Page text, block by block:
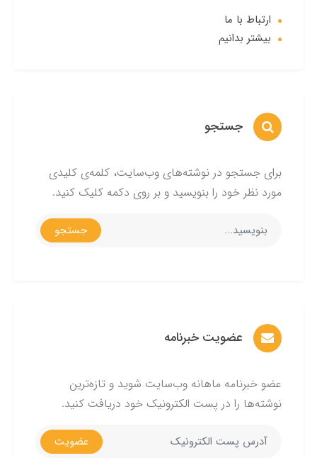
ارتباط با ما
بیشتر بدانیم
جستجو
برای جستجو در نوشته‌های وب‌سایت، کلمه‌ی کلیدی
مورد نظر خود را بنویسید و بر روی دکمه کلیک کنید.
جستجو
عضویت خبرنامه
عضو خبرنامه ماهانه وب‌سایت شوید و تازه‌ترین
نوشته‌ها را در پست الکترونیک خود دریافت کنید.
عضویت